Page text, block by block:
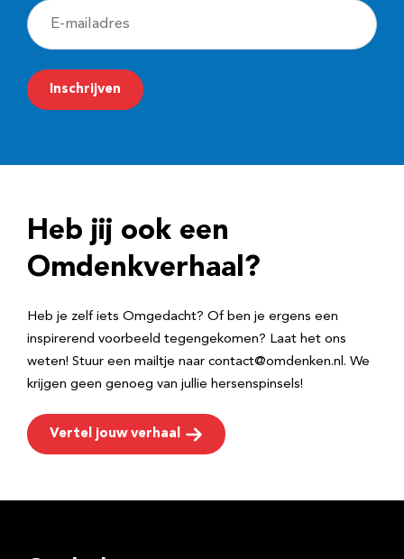
E
-
m
a
r
e
Inschrijven
Heb jij ook een
Omdenkverhaal?
Heb je zelf iets Omgedacht? Of ben je ergens een
inspirerend voorbeeld tegengekomen? Laat het ons
weten! Stuur een mailtje naar contact@omdenken.nl. We
krijgen geen genoeg van jullie hersenspinsels!
Vertel jouw verhaal